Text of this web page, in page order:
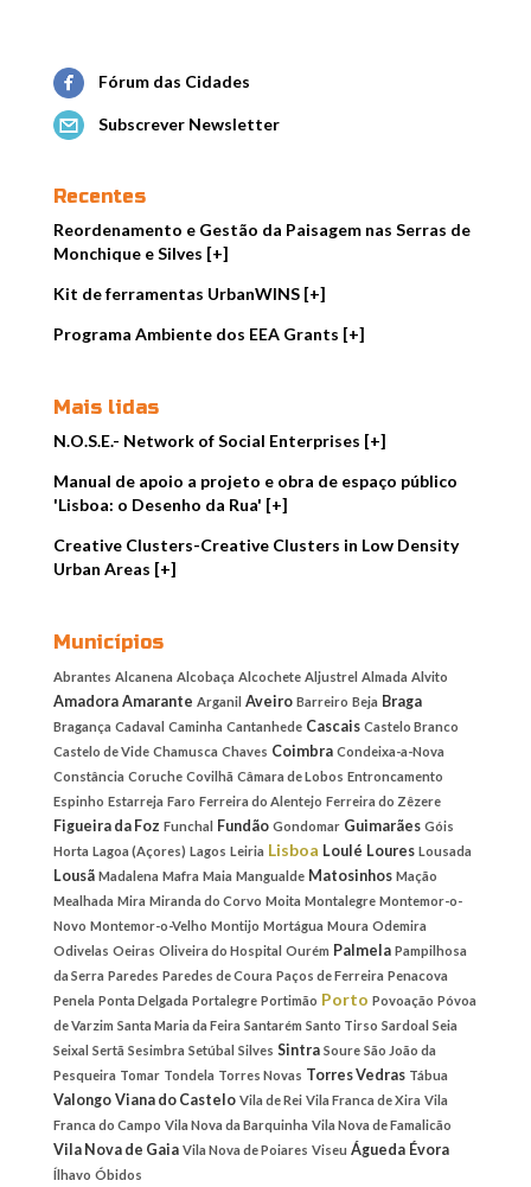
Fórum das Cidades
Subscrever Newsletter
Recentes
Reordenamento e Gestão da Paisagem nas Serras de
Monchique e Silves [+]
Kit de ferramentas UrbanWINS [+]
Programa Ambiente dos EEA Grants [+]
Mais lidas
N.O.S.E.- Network of Social Enterprises [+]
Manual de apoio a projeto e obra de espaço público
'Lisboa: o Desenho da Rua' [+]
Creative Clusters-Creative Clusters in Low Density
Urban Areas [+]
Municípios
Abrantes Alcanena Alcobaça Alcochete Aljustrel Almada Alvito
Amadora Amarante Arganil Aveiro Barreiro Beja Braga
Bragança Cadaval Caminha Cantanhede Cascais Castelo Branco
Castelo de Vide Chamusca Chaves Coimbra Condeixa-a-Nova
Constância Coruche Covilhã Câmara de Lobos Entroncamento
Espinho Estarreja Faro Ferreira do Alentejo Ferreira do Zêzere
Figueira da Foz Funchal Fundão Gondomar Guimarães Góis
Horta Lagoa (Açores) Lagos Leiria Lisboa Loulé Loures Lousada
Lousã Madalena Mafra Maia Mangualde Matosinhos Mação
Mealhada Mira Miranda do Corvo Moita Montalegre Montemor-o-
Novo Montemor-o-Velho Montijo Mortágua Moura Odemira
Odivelas Oeiras Oliveira do Hospital Ourém Palmela Pampilhosa
da Serra Paredes Paredes de Coura Paços de Ferreira Penacova
Penela Ponta Delgada Portalegre Portimão Porto Povoação Póvoa
de Varzim Santa Maria da Feira Santarém Santo Tirso Sardoal Seia
Seixal Sertã Sesimbra Setúbal Silves Sintra Soure São João da
Pesqueira Tomar Tondela Torres Novas Torres Vedras Tábua
Valongo Viana do Castelo Vila de Rei Vila Franca de Xira Vila
Franca do Campo Vila Nova da Barquinha Vila Nova de Famalicão
Vila Nova de Gaia Vila Nova de Poiares Viseu Águeda Évora
Ílhavo Óbidos